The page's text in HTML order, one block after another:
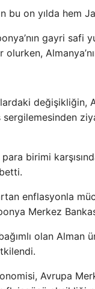
bu on yılda hem
gayri safi
değişikliğin,
birimi
enflasyonla
Merkez
olan Alman
Avrupa